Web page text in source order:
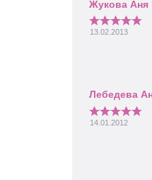
13.02.2013
14.01.2012